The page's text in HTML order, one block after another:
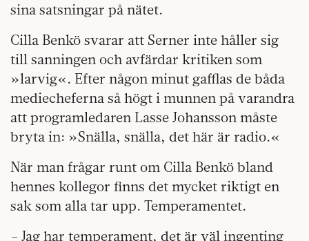
sina satsningar på nätet.
Cilla Benkö svarar att Serner inte håller sig
till sanningen och avfärdar kritiken som
»larvig«. Efter någon minut gafflas de båda
mediecheferna så högt i munnen på varandra
att programledaren Lasse Johansson måste
bryta in: »Snälla, snälla, det här är radio.«
När man frågar runt om Cilla Benkö bland
hennes kollegor finns det mycket riktigt en
sak som alla tar upp. Temperamentet.
– Jag har temperament, det är väl ingenting